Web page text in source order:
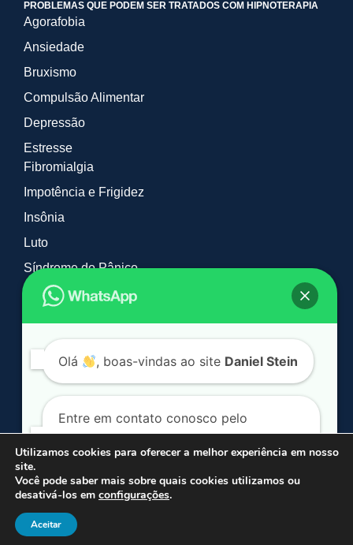
PROBLEMAS QUE PODEM SER TRATADOS COM HIPNOTERAPIA
Agorafobia
Ansiedade
Bruxismo
Compulsão Alimentar
Depressão
Estresse
Fibromialgia
Impotência e Frigidez
Insônia
Luto
Síndrome do Pânico
Tabagismo e Vícios
TOC
© 2026 Daniel Stein Hipnoterapia. Todos os direitos reservados.
*Mais de 90% dos casos são resolvidos em média em 2 sessões.
Utilizamos cookies para oferecer a melhor experiência em nosso
site.
Você pode saber mais sobre quais cookies utilizamos ou
desativá-los em configurações.
Aceitar
Olá , boas-vindas ao site Daniel Stein
Entre em contato conosco pelo
WhatsApp. Clique no botão a seguir:
Conversar por WhatsApp